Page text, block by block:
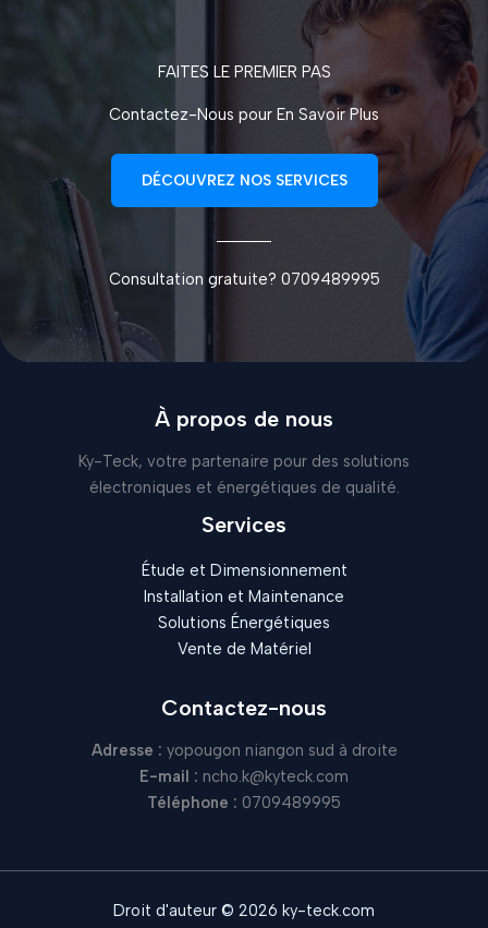
FAITES LE PREMIER PAS
Contactez-Nous pour En Savoir Plus
DÉCOUVREZ NOS SERVICES
Consultation gratuite? 0709489995
À propos de nous
Ky-Teck, votre partenaire pour des solutions
électroniques et énergétiques de qualité.
Services
Étude et Dimensionnement
Installation et Maintenance
Solutions Énergétiques
Vente de Matériel
Contactez-nous
Adresse : yopougon niangon sud à droite
E-mail : ncho.k@kyteck.com
Téléphone : 0709489995
Droit d'auteur © 2026 ky-teck.com